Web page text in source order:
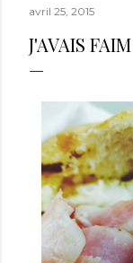
avril 25, 2015
J'AVAIS